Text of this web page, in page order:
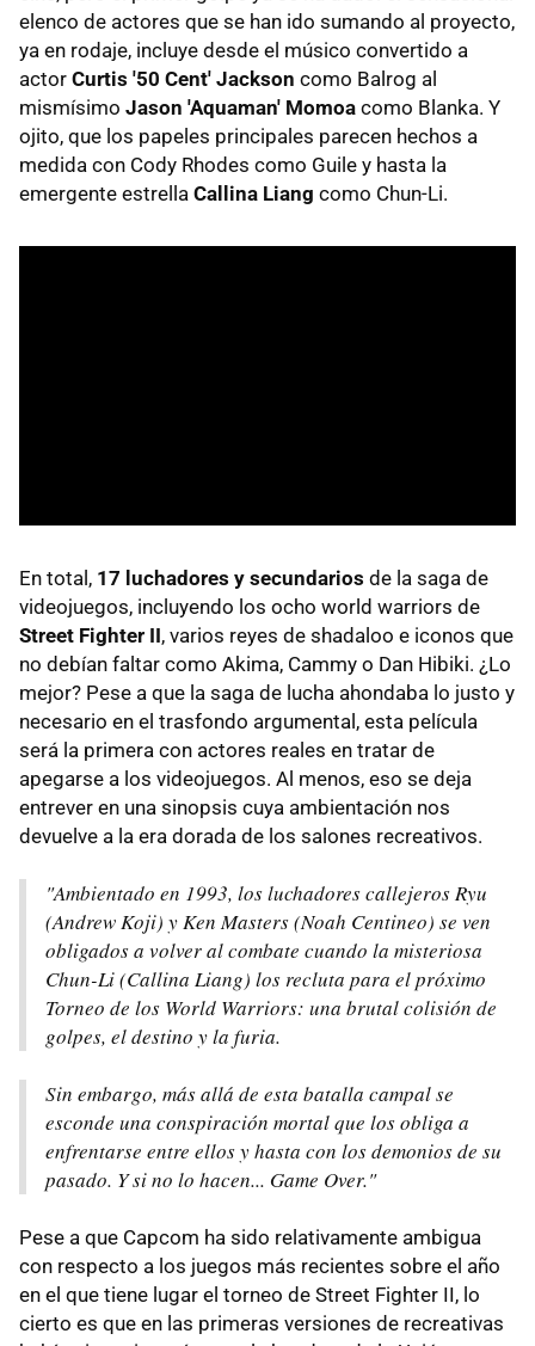
elenco de actores que se han ido sumando al proyecto,
ya en rodaje, incluye desde el músico convertido a
actor Curtis '50 Cent' Jackson como Balrog al
mismísimo Jason 'Aquaman' Momoa como Blanka. Y
ojito, que los papeles principales parecen hechos a
medida con Cody Rhodes como Guile y hasta la
emergente estrella Callina Liang como Chun-Li.
En total, 17 luchadores y secundarios de la saga de
videojuegos, incluyendo los ocho world warriors de
Street Fighter II, varios reyes de shadaloo e iconos que
no debían faltar como Akima, Cammy o Dan Hibiki. ¿Lo
mejor? Pese a que la saga de lucha ahondaba lo justo y
necesario en el trasfondo argumental, esta película
será la primera con actores reales en tratar de
apegarse a los videojuegos. Al menos, eso se deja
entrever en una sinopsis cuya ambientación nos
devuelve a la era dorada de los salones recreativos.
"Ambientado en 1993, los luchadores callejeros Ryu
(Andrew Koji) y Ken Masters (Noah Centineo) se ven
obligados a volver al combate cuando la misteriosa
Chun-Li (Callina Liang) los recluta para el próximo
Torneo de los World Warriors: una brutal colisión de
golpes, el destino y la furia.
Sin embargo, más allá de esta batalla campal se
esconde una conspiración mortal que los obliga a
enfrentarse entre ellos y hasta con los demonios de su
pasado. Y si no lo hacen... Game Over."
Pese a que Capcom ha sido relativamente ambigua
con respecto a los juegos más recientes sobre el año
en el que tiene lugar el torneo de Street Fighter II, lo
cierto es que en las primeras versiones de recreativas